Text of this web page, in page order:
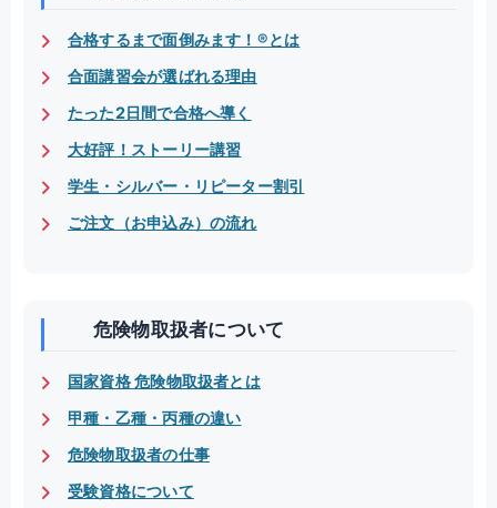
合格するまで面倒みます！®とは
合面講習会が選ばれる理由
たった2日間で合格へ導く
大好評！ストーリー講習
学生・シルバー・リピーター割引
ご注文（お申込み）の流れ
危険物取扱者について
国家資格 危険物取扱者とは
甲種・乙種・丙種の違い
危険物取扱者の仕事
受験資格について